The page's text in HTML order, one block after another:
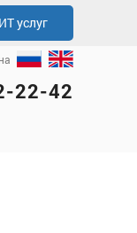
ИТ услуг
22-42